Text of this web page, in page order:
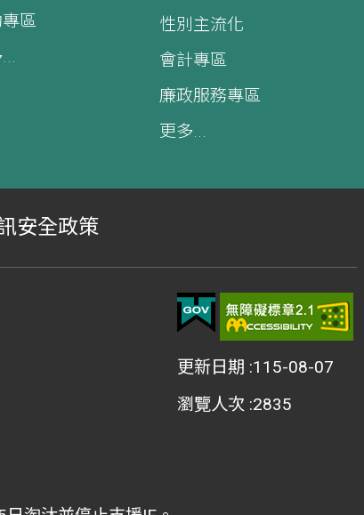
區
性別主流化
會計專區
廉政服務專區
更多...
安全政策
更新日期 115-08-07
瀏覽人次 2835